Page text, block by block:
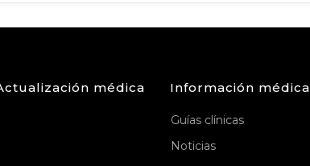
médica Información médica
Guías clínicas
Noticias